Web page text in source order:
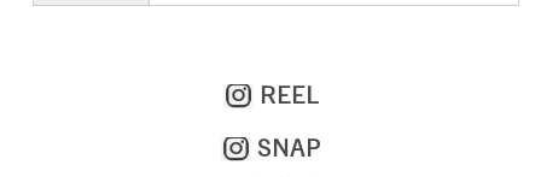
REEL
SNAP